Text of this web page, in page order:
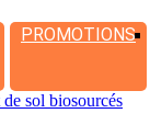
PROMOTIONS
sol biosourcés